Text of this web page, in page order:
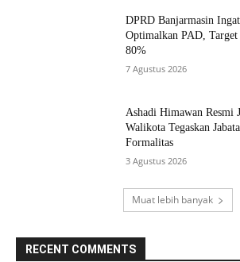
DPRD Banjarmasin
Optimalkan PAD,
80%
7 Agustus 2026
Ashadi Himawan Resmi
Walikota Tegaskan
Formalitas
3 Agustus 2026
Muat lebih banyak
RECENT COMMENTS